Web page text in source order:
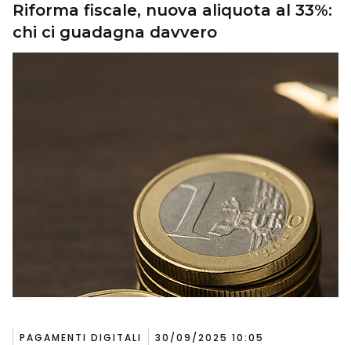
Riforma fiscale, nuova aliquota al 33%:
chi ci guadagna davvero
PAGAMENTI DIGITALI 30/09/2025 10:05